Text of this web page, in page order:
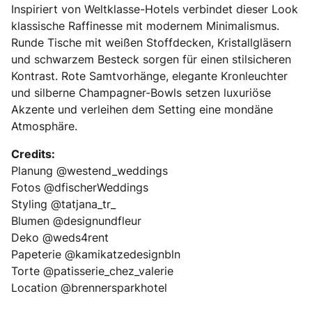
Inspiriert von Weltklasse-Hotels verbindet dieser Look
klassische Raffinesse mit modernem Minimalismus.
Runde Tische mit weißen Stoffdecken, Kristallgläsern
und schwarzem Besteck sorgen für einen stilsicheren
Kontrast. Rote Samtvorhänge, elegante Kronleuchter
und silberne Champagner-Bowls setzen luxuriöse
Akzente und verleihen dem Setting eine mondäne
Atmosphäre.
Credits:
Planung @westend_weddings
Fotos @dfischerWeddings
Styling @tatjana_tr_
Blumen @designundfleur
Deko @weds4rent
Papeterie @kamikatzedesignbln
Torte @patisserie_chez_valerie
Location @brennersparkhotel